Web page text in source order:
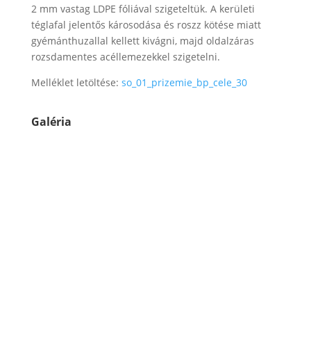
2 mm vastag LDPE fóliával szigeteltük. A kerületi
téglafal jelentős károsodása és roszz kötése miatt
gyémánthuzallal kellett kivágni, majd oldalzáras
rozsdamentes acéllemezekkel szigetelni.
Melléklet letöltése: so_01_prizemie_bp_cele_30
Galéria